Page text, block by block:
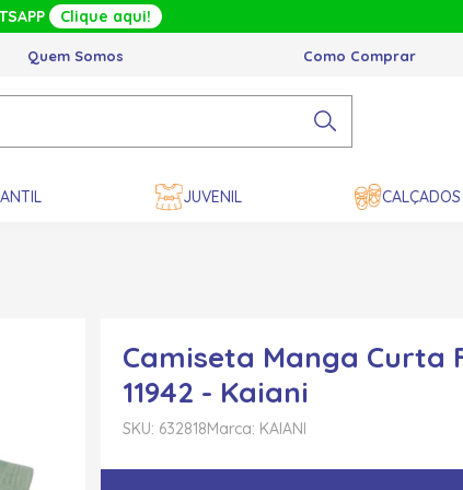
Clique aqui!
Quem Somos Como Comprar
JUVENIL CALÇADOS
Camiseta Manga Curta
11942 - Kaiani
SKU: 632818Marca: KAIANI